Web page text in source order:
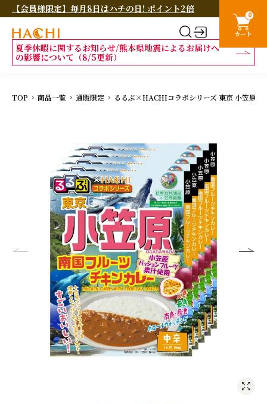
【会員様限定】毎月8日はハチの日! ポイント2倍
夏季休暇に関するお知らせ/熊本県地震によるお届けへ
の影響について（8/5更新）
0
カート
TOP 商品一覧 通販限定 るるぶ×HACHIコラボシリーズ 東京 小笠原